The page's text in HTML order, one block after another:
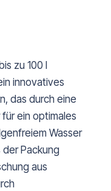
zu 100 l
innovatives
das durch eine
ein optimales
Wasser
der Packung
aus